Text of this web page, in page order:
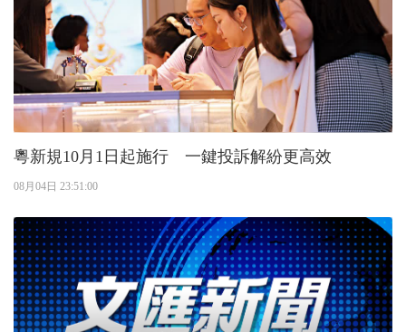
粵新規10月1日起施行 一鍵投訴解紛更高效
08月04日 23:51:00